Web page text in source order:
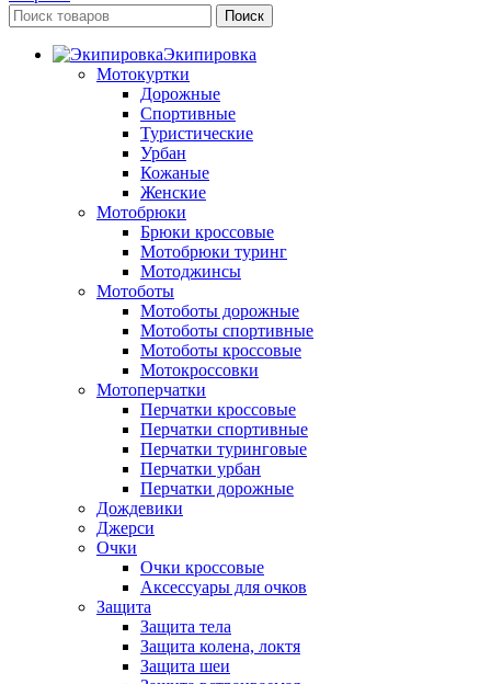
Поиск
Экипировка
Мотокуртки
Дорожные
Спортивные
Туристические
Урбан
Кожаные
Женские
Мотобрюки
Брюки кроссовые
Мотобрюки туринг
Мотоджинсы
Мотоботы
Мотоботы дорожные
Мотоботы спортивные
Мотоботы кроссовые
Мотокроссовки
Мотоперчатки
Перчатки кроссовые
Перчатки спортивные
Перчатки туринговые
Перчатки урбан
Перчатки дорожные
Дождевики
Джерси
Очки
Очки кроссовые
Аксессуары для очков
Защита
Защита тела
Защита колена, локтя
Защита шеи